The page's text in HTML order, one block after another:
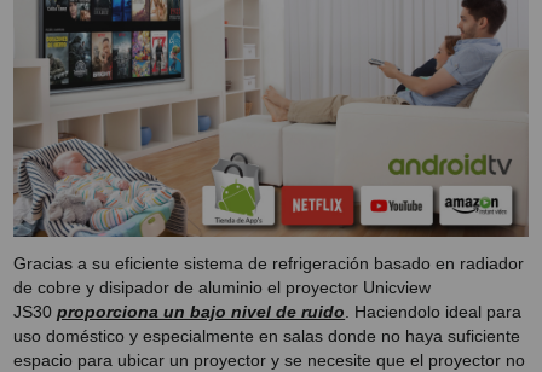
Atención Pedidos:
951 10 21 22
Lunes a Viernes:9.00h a 15.30h
pedidos@proyectorbarato.com
Asistencia Técnica:
soporte@proyectorbarato.com
Gracias a su eficiente sistema de refrigeración basado en radiador
de cobre y disipador de aluminio el proyector Unicview
JS30 proporciona un bajo nivel de ruido . Haciendolo ideal para
uso doméstico y especialmente en salas donde no haya suficiente
espacio para ubicar un proyector y se necesite que el proyector no